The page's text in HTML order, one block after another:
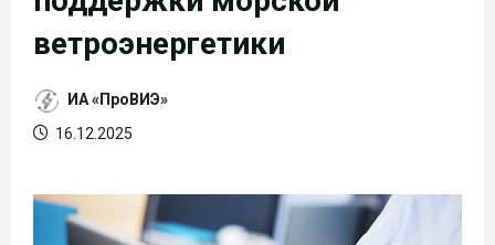
ветроэнергетики
ИА «ПроВИЭ»
16.12.2025